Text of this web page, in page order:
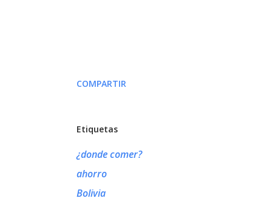
COMPARTIR
Etiquetas
¿donde comer?
ahorro
Bolivia